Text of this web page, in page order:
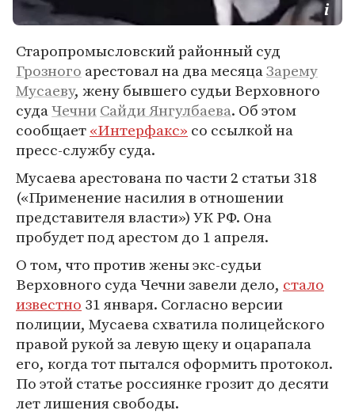
Старопромысловский районный суд
Грозного арестовал на два месяцаЗарему
Мусаеву, жену бывшего судьи Верховного
судаЧечниСайди Янгулбаева. Об этом
сообщает«Интерфакс» со ссылкой на
пресс-службу суда.
Мусаева арестована по части 2 статьи 318
(«Применение насилия в отношении
представителя власти») УК РФ. Она
пробудет под арестом до 1 апреля.
О том, что против жены экс-судьи
Верховного суда Чечни завели дело, стало
известно 31 января. Согласно версии
полиции, Мусаева схватила полицейского
правой рукой за левую щеку и оцарапала
его, когда тот пытался оформить протокол.
По этой статье россиянке грозит до десяти
лет лишения свободы.